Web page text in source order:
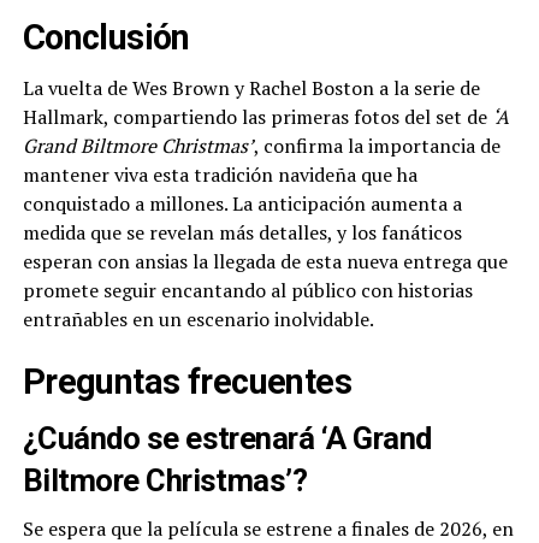
Conclusión
La vuelta de Wes Brown y Rachel Boston a la serie de
Hallmark, compartiendo las primeras fotos del set de ‘A
Grand Biltmore Christmas’, confirma la importancia de
mantener viva esta tradición navideña que ha
conquistado a millones. La anticipación aumenta a
medida que se revelan más detalles, y los fanáticos
esperan con ansias la llegada de esta nueva entrega que
promete seguir encantando al público con historias
entrañables en un escenario inolvidable.
Preguntas frecuentes
¿Cuándo se estrenará ‘A Grand
Biltmore Christmas’?
Se espera que la película se estrene a finales de 2026, en